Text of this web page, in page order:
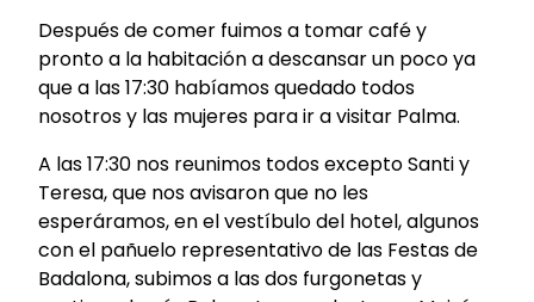
Después de comer fuimos a tomar café y
pronto a la habitación a descansar un poco ya
que a las 17:30 habíamos quedado todos
nosotros y las mujeres para ir a visitar Palma.
A las 17:30 nos reunimos todos excepto Santi y
Teresa, que nos avisaron que no les
esperáramos, en el vestíbulo del hotel, algunos
con el pañuelo representativo de las Festas de
Badalona, subimos a las dos furgonetas y